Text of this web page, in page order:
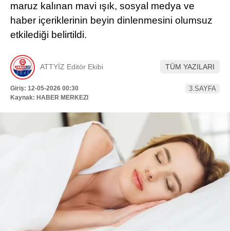
TikTok
Dribbble
Telegram
maruz kalınan mavi ışık, sosyal medya ve
haber içeriklerinin beyin dinlenmesini olumsuz
etkilediği belirtildi.
ATTYİZ Editör Ekibi TÜM YAZILARI
Giriş: 12-05-2026 00:30
Kaynak: HABER MERKEZI
3.SAYFA